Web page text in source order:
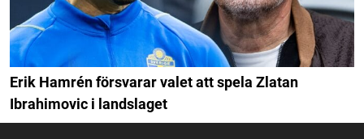
Erik Hamrén försvarar valet att spela Zlatan
Ibrahimovic i landslaget